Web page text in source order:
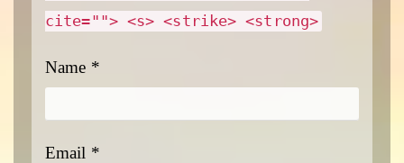
cite=""> <s> <strike> <strong>
Name *
Email *